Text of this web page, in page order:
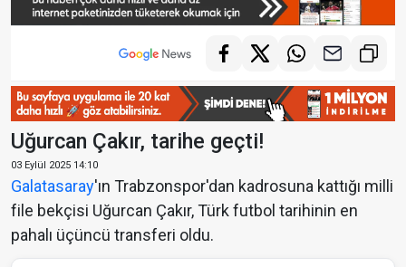
Uğurcan Çakır, tarihe geçti!
03 Eylül 2025 14:10
Galatasaray'ın Trabzonspor'dan kadrosuna kattığı milli
file bekçisi Uğurcan Çakır, Türk futbol tarihinin en
pahalı üçüncü transferi oldu.